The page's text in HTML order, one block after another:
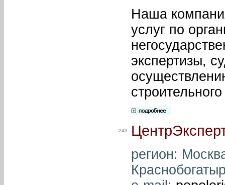
Наша
услуг по
экспертизы,
249.
регион: